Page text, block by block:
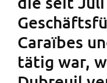
Caraïbes
tätig war,